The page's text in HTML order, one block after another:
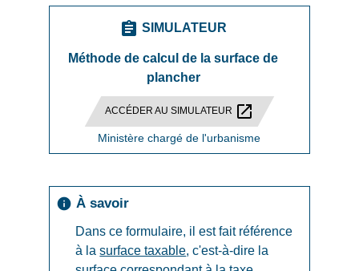
assignment SIMULATEUR
Méthode de calcul de la surface de
plancher
ACCÉDER AU SIMULATEUR open_in_new
Ministère chargé de l'urbanisme
info À savoir
Dans ce formulaire, il est fait référence
à lasurface taxable, c'est-à-dire la